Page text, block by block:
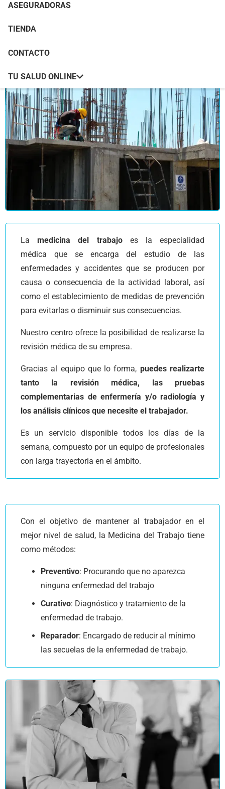
ASEGURADORAS
TIENDA
CONTACTO
TU SALUD ONLINE
Lamedicina del trabajoes la especialidad
médica que se encarga del estudio de las
enfermedades y accidentes que se producen por
causa o consecuencia de la actividad laboral, así
como el establecimiento de medidas de prevención
para evitarlas o disminuir sus consecuencias.
Nuestro centro ofrece la posibilidad de realizarse la
revisión médica de su empresa.
Gracias al equipo que lo forma, puedes realizarte
tanto la revisión médica, las pruebas
complementarias de enfermería y/o radiología y
los análisis clínicos que necesite el trabajador.
Es un servicio disponible todos los días de la
semana, compuesto por un equipo de profesionales
con larga trayectoria en el ámbito.
Con el objetivo de mantener al trabajador en el
mejor nivel de salud, la Medicina del Trabajo tiene
como métodos:
Preventivo: Procurando que no aparezca
ninguna enfermedad del trabajo
Curativo: Diagnóstico y tratamiento de la
enfermedad de trabajo.
Reparador: Encargado de reducir al mínimo
las secuelas de la enfermedad de trabajo.